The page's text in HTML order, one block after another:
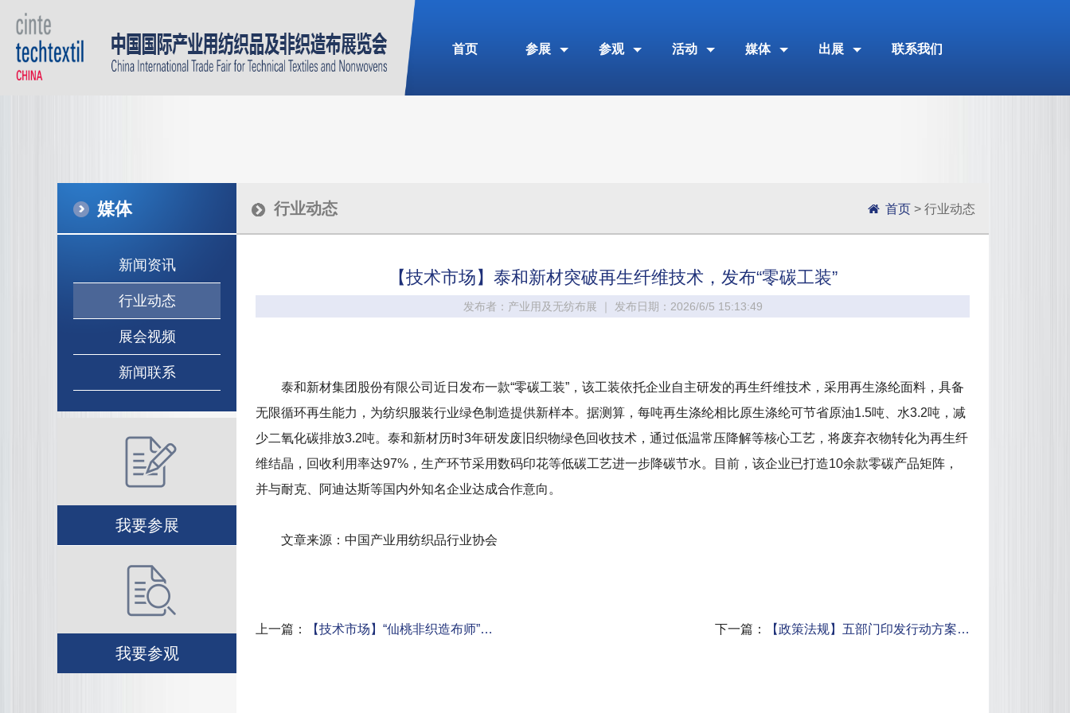
首页 参展 参观 活动 媒体 出展 联系我们
媒体
新闻资讯
行业动态
展会视频
新闻联系
我要参展
我要参观
行业动态 首页 > 行业动态
【技术市场】泰和新材突破再生纤维技术，发布“零碳工装”
发布者：产业用及无纺布展 ｜ 发布日期：2026/6/5 15:13:49
泰和新材集团股份有限公司近日发布一款“零碳工装”，该工装依托企业自主研发的再生纤维技术，采用再生涤纶面料，具备
无限循环再生能力，为纺织服装行业绿色制造提供新样本。据测算，每吨再生涤纶相比原生涤纶可节省原油1.5吨、水3.2吨，减
少二氧化碳排放3.2吨。泰和新材历时3年研发废旧织物绿色回收技术，通过低温常压降解等核心工艺，将废弃衣物转化为再生纤
维结晶，回收利用率达97%，生产环节采用数码印花等低碳工艺进一步降碳节水。目前，该企业已打造10余款零碳产品矩阵，
并与耐克、阿迪达斯等国内外知名企业达成合作意向。
文章来源：中国产业用纺织品行业协会
上一篇： 【技术市场】“仙桃非织造布师”… 下一篇： 【政策法规】五部门印发行动方案…